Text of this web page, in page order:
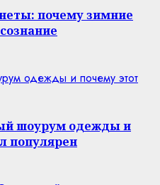
почему зимние
одежды и почему этот
шоурум одежды и
популярен